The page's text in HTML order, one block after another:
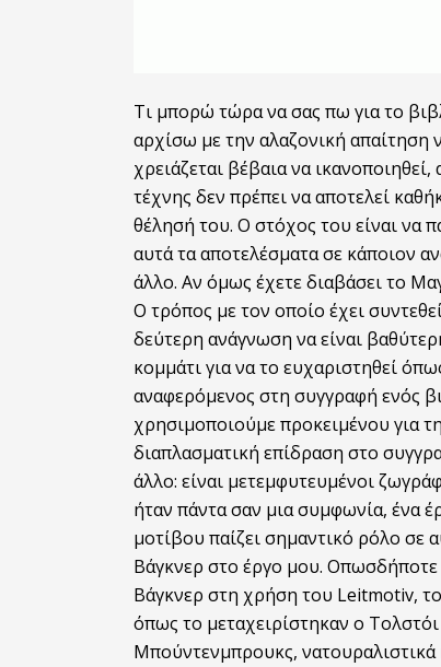
Τι μπορώ τώρα να σας πω γιατο
αρχίσω με την αλαζονική απαίτηση
χρειάζεται βέβαια να
τέχνης δεν πρέπει να αποτελεί
θέλησή του. Ο στόχος του είναι να
αυτά τα αποτελέσματα σε κάποιον
άλλο. Αν όμως έχετε διαβάσειτο
Ο τρόπος μετον οποίο έχει
δεύτερη ανάγνωση να είναι
κομμάτι για νατο ευχαριστηθεί
αναφερόμενος στη συγγραφή ενός
χρησιμοποιούμε προκειμένου για
διαπλασματική επίδραση στο
άλλο: είναι μετεμφυτευμένοι
ήταν πάντα σαν μια συμφωνία, ένα
μοτίβου παίζει σημαντικό ρόλο σε
Βάγκνερ στο έργο μου. Οπωσδήποτε
Βάγκνερ στη χρήση του Leitmotiv, το
όπως το μεταχειρίστηκαν ο Το
Μπούντενμπρουκς, νατο